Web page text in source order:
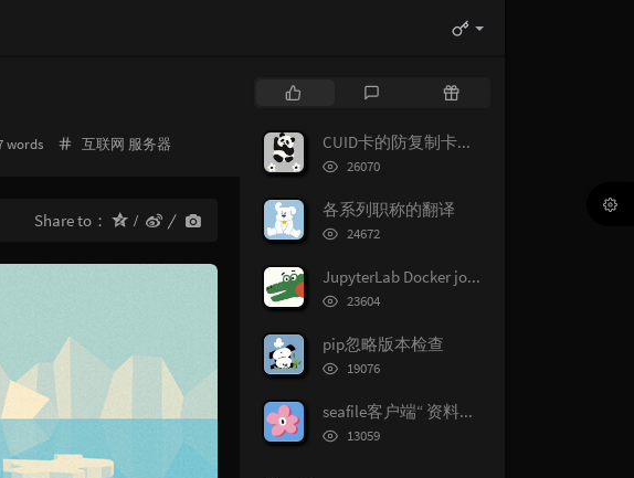
words Categories：
互联网 服务器
Share to：
p
a
r
r
t
c
l
s
t
e
t
c
m
m
n
t
R
t
CUID卡的防复制卡机制
浏
次
数:
26070
各系列职称的翻译
浏
次
数:
24672
JupyterLab Docker jovyan的sudo密码
浏
次
数:
23604
pip忽略版本检查
浏
次
数:
19076
seafile客户端“ 资料库太大无法同步 ”问题解决办法
浏
13059